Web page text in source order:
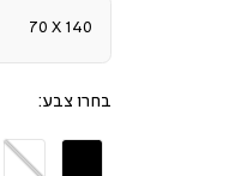
צבע